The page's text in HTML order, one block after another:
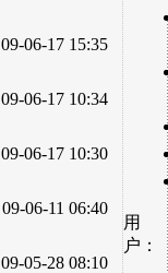
09-06-17 15:35
09-06-17 10:34
09-06-17 10:30
09-06-11 06:40
09-05-28 08:10
用
户：